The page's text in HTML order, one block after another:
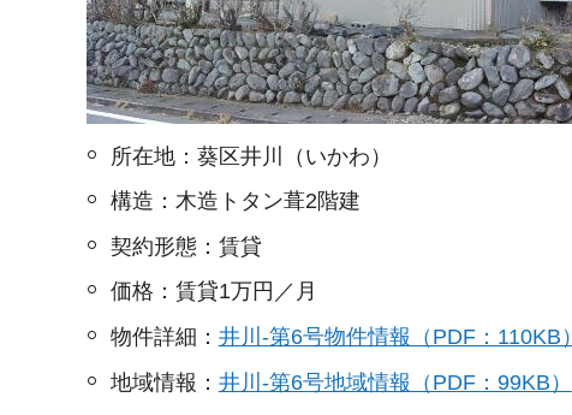
所在地：葵区井川（いかわ）
構造：木造トタン葺2階建
契約形態：賃貸
価格：賃貸1万円／月
物件詳細： 井川-第6号物件情報（PDF：110KB）
地域情報： 井川-第6号地域情報（PDF：99KB）